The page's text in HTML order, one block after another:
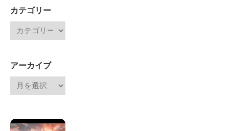
カテゴリー
アーカイブ